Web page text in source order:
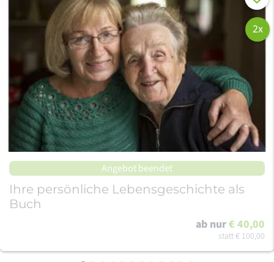
2x
Angebot beendet
Ihre persönliche Lebensgeschichte als
Buch
ab nur€ 40,00
statt€ 100,00